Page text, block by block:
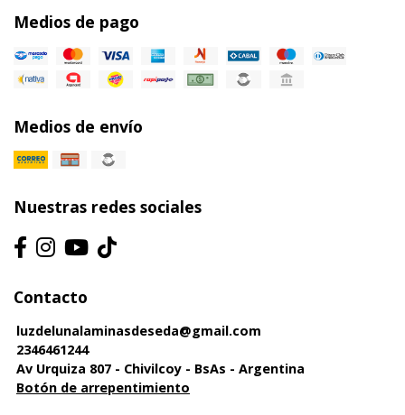
Medios de pago
Medios de envío
Nuestras redes sociales
Contacto
luzdelunalaminasdeseda@gmail.com
2346461244
Av Urquiza 807 - Chivilcoy - BsAs - Argentina
Botón de arrepentimiento